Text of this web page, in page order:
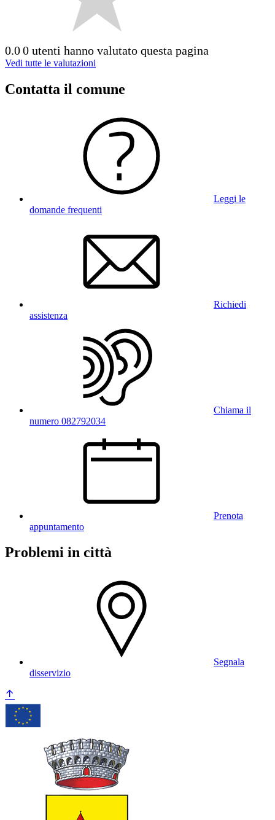
0.00 utenti hanno valutato questa pagina
Vedi tutte le valutazioni
Contatta il comune
Leggi le
domande frequenti
Richiedi
assistenza
Chiama il
numero 082792034
Prenota
appuntamento
Problemi in città
Segnala
disservizio